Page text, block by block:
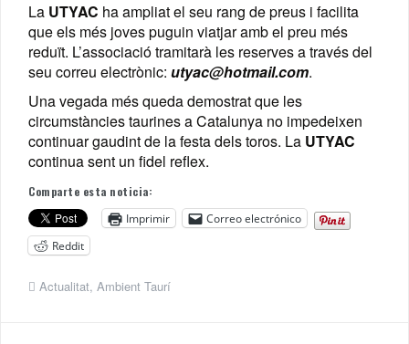
La UTYAC ha ampliat el seu rang de preus i facilita
que els més joves puguin viatjar amb el preu més
reduït. L’associació tramitarà les reserves a través del
seu correu electrònic: utyac@hotmail.com.
Una vegada més queda demostrat que les
circumstàncies taurines a Catalunya no impedeixen
continuar gaudint de la festa dels toros. La UTYAC
continua sent un fidel reflex.
Comparte esta noticia:
Imprimir
Correo electrónico
Reddit
Actualitat, Ambient Taurí